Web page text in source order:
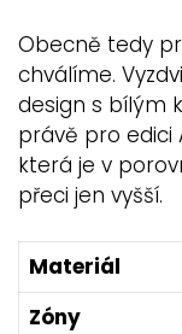
Obecně tedy
chválíme.
design s bílým
právě pro edici
která je v
přeci jen vyšší.
Materiál
Zóny